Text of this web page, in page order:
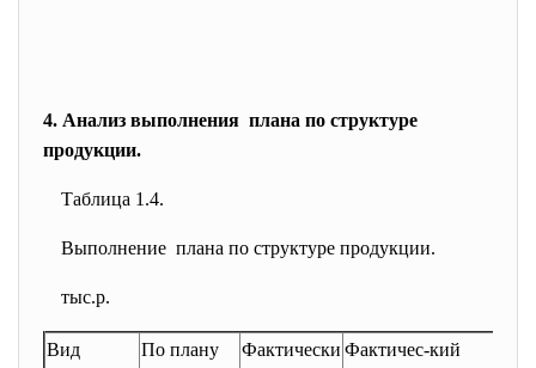
4. Анализ выполнения плана по структуре
продукции.
Таблица 1.4.
Выполнение плана по структуре продукции.
тыс.р.
Вид
По плану Фактически Фактичес-кий